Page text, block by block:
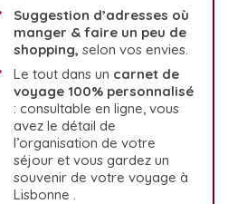
Suggestion d’adresses où
manger & faire un peu de
shopping,selon vos envies.
Le tout dans un carnet de
voyage 100% personnalisé
: consultable en ligne, vous
avez le détail de
l’organisation de votre
séjour et vous gardez un
souvenir de votre voyage à
Lisbonne .